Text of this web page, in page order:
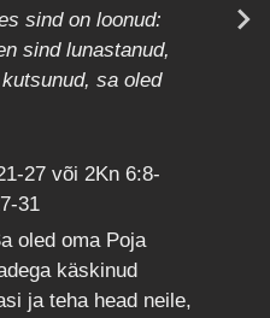
sind on loonud:
sind lunastanud,
sa oled
27 või 2Kn 6:8-
31
oled oma Poja
käskinud
ja teha head neile,